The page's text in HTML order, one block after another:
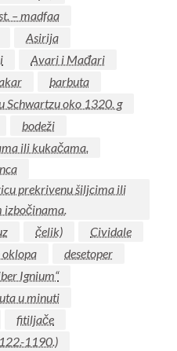
– madfaa
Asirija
Avari i Mađari
barbuta
Schwartzu oko 1320. g
bodeži
ili kukačama.
prekrivenu šiljcima ili
čelik)
Cividale
desetoper
Ignium“
u minuti
fitiljače
1190.)